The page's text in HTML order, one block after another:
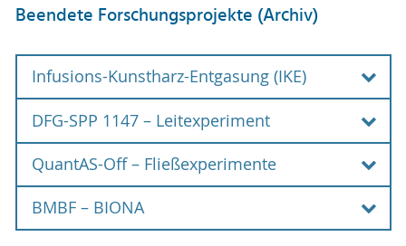
Beendete Forschungsprojekte (Archiv)
Infusions-Kunstharz-Entgasung (IKE)
Verbundvorhaben:zur Dünnschicht-Entgasung
der nicht-reaktiven A-Komponente von
Infusions-Kunstharzsystemen
DFG-SPP 1147 – Leitexperiment
Bildgebende Messverfahren für die
Strömungsanalyse
Teilprojekt:Leitexperiment - Umströmung
QuantAS-Off – Fließexperimente
Quantifizierung von
Wassermassentransformationsprozessen in
BMBF – BIONA